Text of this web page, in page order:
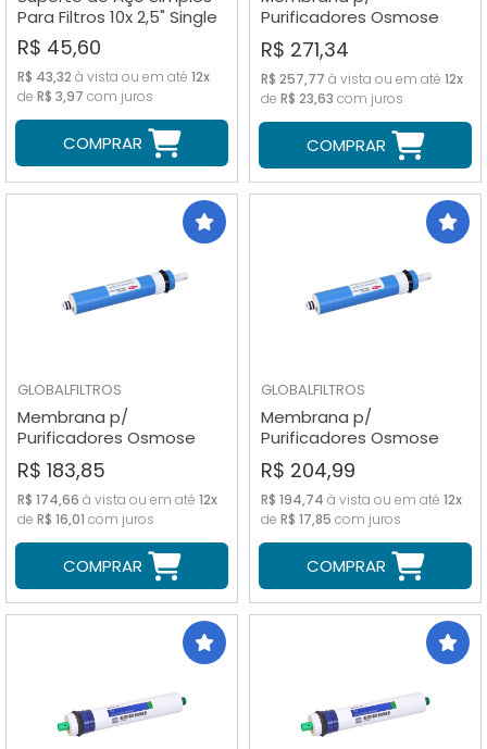
Para Filtros 10x 2,5" Single
R$ 45,60
R$ 43,32 à vista ou em até 12x
de R$ 3,97 com juros
COMPRAR
Purificadores Osmose
Reversa Down Filmtec
100GPD
R$ 271,34
R$ 257,77 à vista ou em até 12x
de R$ 23,63 com juros
COMPRAR
GLOBALFILTROS
Membrana p/
Purificadores Osmose
Reversa Down Filmtec 75
GPD
R$ 183,85
R$ 174,66 à vista ou em até 12x
de R$ 16,01 com juros
COMPRAR
GLOBALFILTROS
Membrana p/
Purificadores Osmose
Reversa Down Filmtec 50
GPD
R$ 204,99
R$ 194,74 à vista ou em até 12x
de R$ 17,85 com juros
COMPRAR